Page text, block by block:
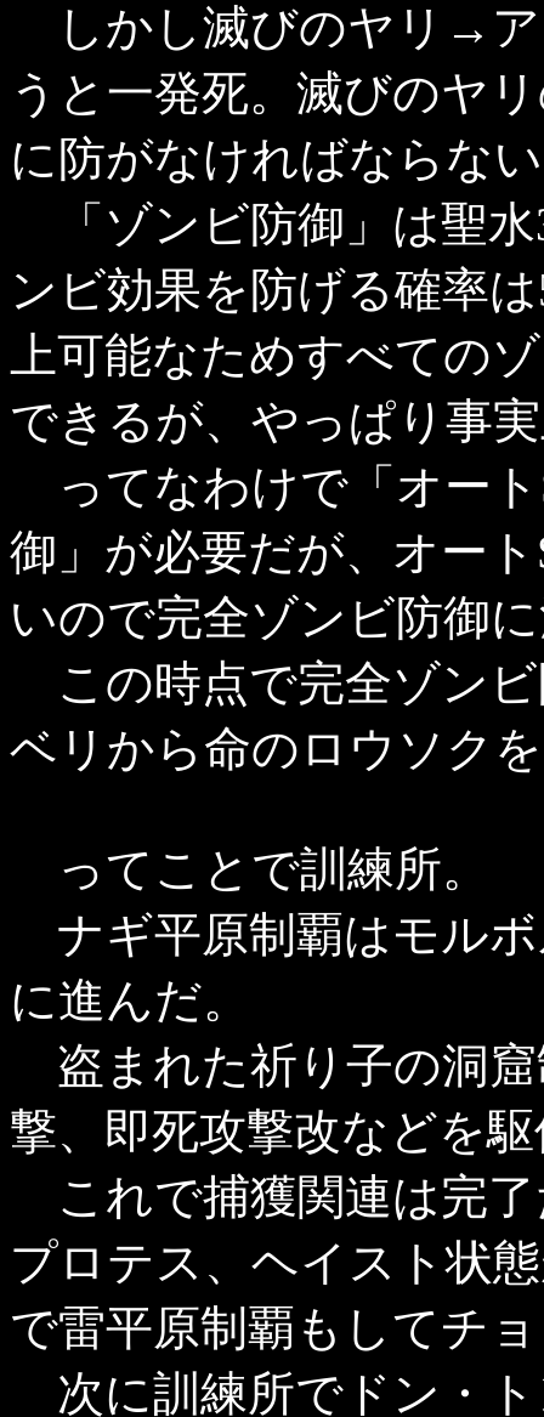
しかし滅びのヤリ→ア
うと一発死。滅びのヤ
に防がなければならな
「ゾンビ防御」は聖
ンビ効果を防げる確率
上可能なためすべての
できるが、やっぱり事
ってなわけで「オー
御」が必要だが、オー
いので完全ゾンビ防御
この時点で完全ゾン
ベリから命のロウソク
ってことで訓練所。
ナギ平原制覇はモル
に進んだ。
盗まれた祈り子の洞
撃、即死攻撃改などを
これで捕獲関連は完
プロテス、ヘイスト状
で雷平原制覇もしてチ
次に訓練所でドン・